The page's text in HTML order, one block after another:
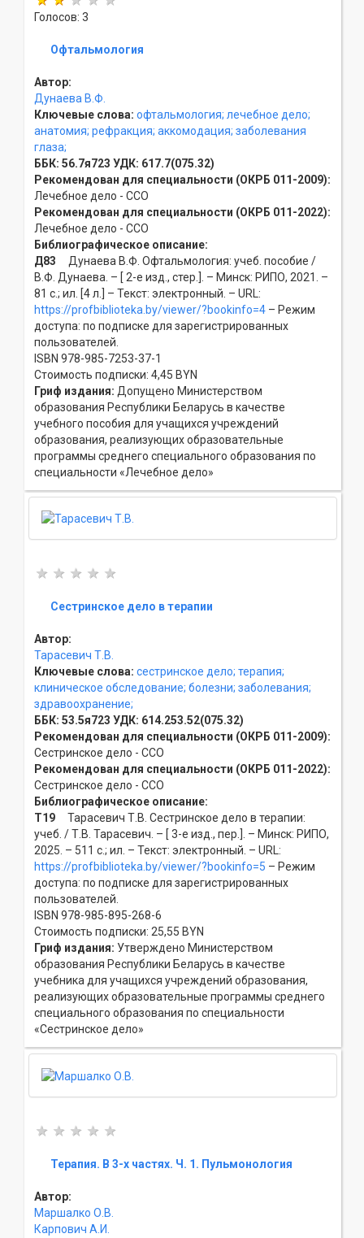
Голосов: 3
Офтальмология
Автор:
Дунаева В.Ф.
Ключевые слова: офтальмология; лечебное дело;
анатомия; рефракция; аккомодация; заболевания
глаза;
ББК: 56.7я723 УДК: 617.7(075.32)
Рекомендован для специальности (ОКРБ 011-2009):
Лечебное дело - ССO
Рекомендован для специальности (ОКРБ 011-2022):
Лечебное дело - ССO
Библиографическое описание:
Д83 Дунаева В.Ф. Офтальмология: учеб. пособие /
В.Ф. Дунаева. – [ 2-е изд., стер.]. – Минск: РИПО, 2021. –
81 с.; ил. [4 л.] – Текст: электронный. – URL:
https://profbiblioteka.by/viewer/?bookinfo=4 – Режим
доступа: по подписке для зарегистрированных
пользователей.
ISBN 978-985-7253-37-1
Стоимость подписки: 4,45 BYN
Гриф издания: Допущено Министерством
образования Республики Беларусь в качестве
учебного пособия для учащихся учреждений
образования, реализующих образовательные
программы среднего специального образования по
специальности «Лечебное дело»
Сестринское дело в терапии
Автор:
Тарасевич Т.В.
Ключевые слова: сестринское дело; терапия;
клиническое обследование; болезни; заболевания;
здравоохранение;
ББК: 53.5я723 УДК: 614.253.52(075.32)
Рекомендован для специальности (ОКРБ 011-2009):
Сестринское дело - ССO
Рекомендован для специальности (ОКРБ 011-2022):
Сестринское дело - ССO
Библиографическое описание:
Т19 Тарасевич Т.В. Сестринское дело в терапии:
учеб. / Т.В. Тарасевич. – [ 3-е изд., пер.]. – Минск: РИПО,
2025. – 511 с.; ил. – Текст: электронный. – URL:
https://profbiblioteka.by/viewer/?bookinfo=5 – Режим
доступа: по подписке для зарегистрированных
пользователей.
ISBN 978-985-895-268-6
Стоимость подписки: 25,55 BYN
Гриф издания: Утверждено Министерством
образования Республики Беларусь в качестве
учебника для учащихся учреждений образования,
реализующих образовательные программы среднего
специального образования по специальности
«Сестринское дело»
Терапия. В 3-х частях. Ч. 1. Пульмонология
Автор:
Маршалко О.В.
Карпович А.И.